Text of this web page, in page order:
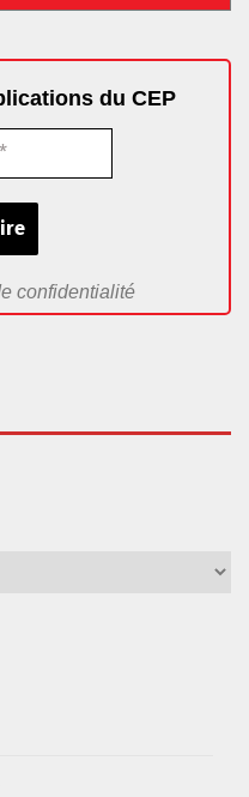
du CEP
confidentialité